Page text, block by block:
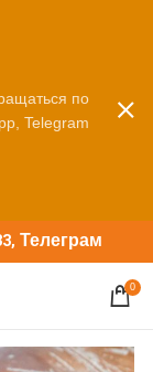
, Телеграм
0
по
Telegram